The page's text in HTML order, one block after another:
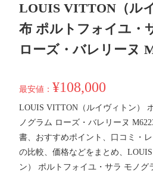
LOUIS VITTON（ル
布 ポルトフォイユ・
ローズ・バレリーヌ
最安値： ¥108,000
LOUIS VITTON（ルイヴィトン）
ノグラム ローズ・バレリーヌ
書、おすすめポイント、口コミ・
の比較、価格などをまとめ、
ン） ポルトフォイユ・サラ モノグ